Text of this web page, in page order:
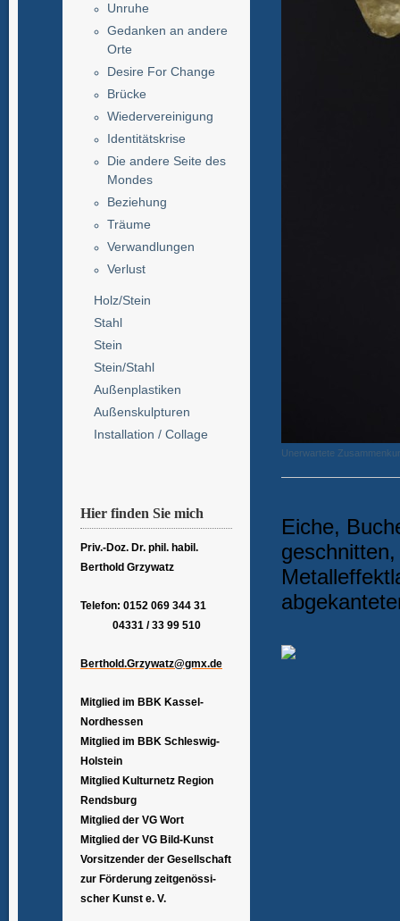
Unruhe
Gedanken an andere
Orte
Desire For Change
Brücke
Wiedervereinigung
Identitätskrise
Die andere Seite des
Mondes
Beziehung
Träume
Verwandlungen
Verlust
Holz/Stein
Stahl
Stein
Stein/Stahl
Außenplastiken
Außenskulpturen
Installation / Collage
Hier finden Sie mich
Priv.-Doz. Dr. phil. habil.
Berthold Grzywatz
Telefon: 0152 069 344 31
04331 / 33 99 510
Berthold.Grzywatz@gmx.de
Mitglied im BBK Kassel-
Nordhessen
Mitglied im BBK Schleswig-
Holstein
Mitglied Kulturnetz Region
Rendsburg
Mitglied der VG Wort
Mitglied der VG Bild-Kunst
Vorsitzender der Gesellschaft
zur Förderung zeitgenössi-
scher Kunst e. V.
Unerwartete
Eiche,